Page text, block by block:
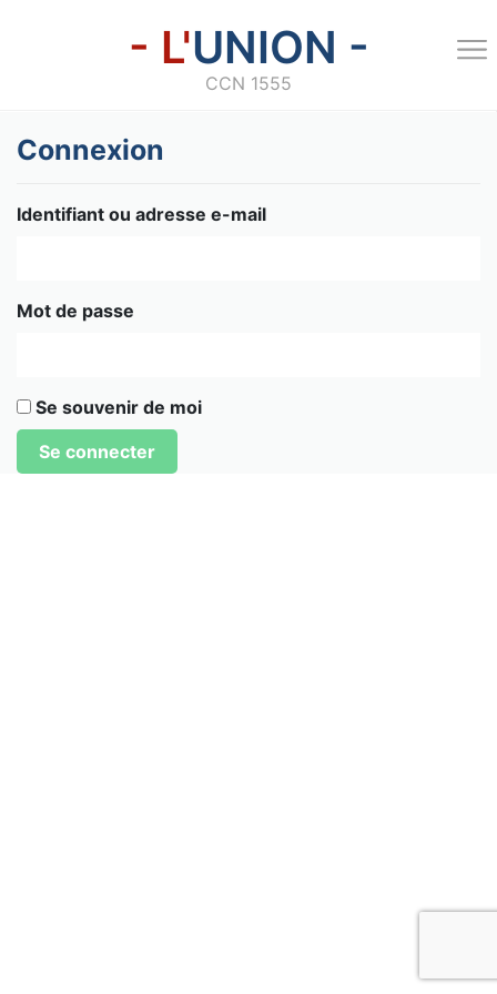
- L'UNION -
CCN 1555
Connexion
Identifiant ou adresse e-mail
Mot de passe
Se souvenir de moi